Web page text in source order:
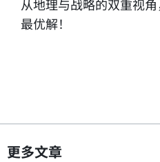
从地理与战略的双重视
最优解！
更多文章